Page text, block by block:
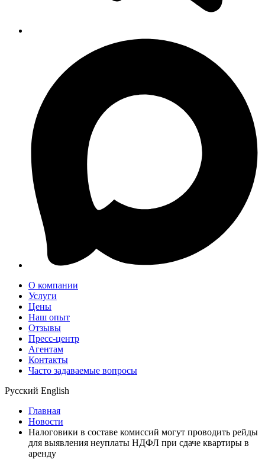
О компании
Услуги
Цены
Наш опыт
Отзывы
Пресс-центр
Агентам
Контакты
Часто задаваемые вопросы
Русский English
Главная
Новости
Налоговики в составе комиссий могут проводить рейды
для выявления неуплаты НДФЛ при сдаче квартиры в
аренду